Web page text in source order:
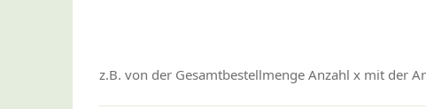
z.B. von der Gesamtbestellmenge Anzahl x mit der